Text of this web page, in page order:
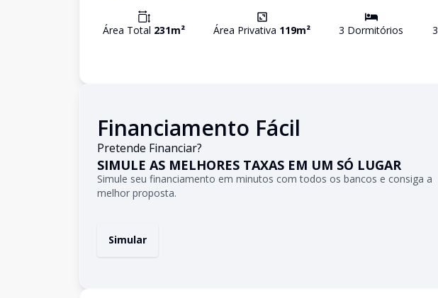
Área Total 231m² Área Privativa 119m² 3 Dormitórios 3
Financiamento Fácil
Pretende Financiar?
SIMULE AS MELHORES TAXAS EM UM SÓ LUGAR
Simule seu financiamento em minutos com todos os bancos e consiga a
melhor proposta.
Simular